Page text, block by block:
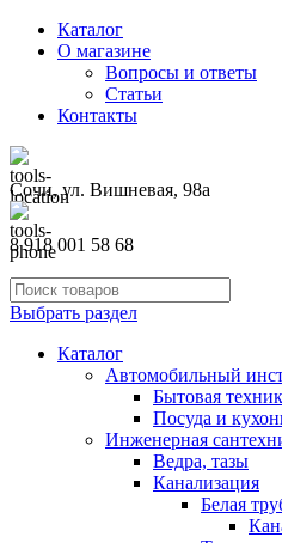
Каталог
О магазине
Вопросы и ответы
Статьи
Контакты
Сочи, ул. Вишневая, 98а
8 918 001 58 68
Выбрать раздел
Каталог
Автомобильный
Бытовая
Посуда и
Инженерная
Ведра, тазы
Канализация
Белая